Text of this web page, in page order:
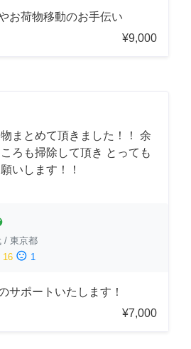
お荷物移動のお手伝い
¥9,000
まとめて頂きました！！ 余
ろも掃除して頂き とっても
いします！！
/ 東京都
16 sentiment_dissatisfied 1
サポートいたします！
¥7,000